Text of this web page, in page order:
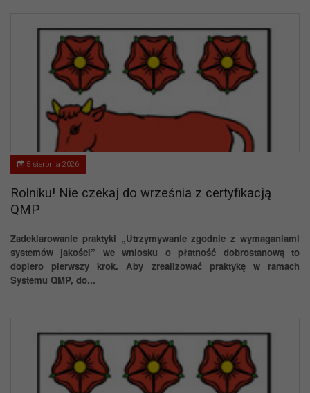
5 sierpnia 2026
Rolniku! Nie czekaj do września z certyfikacją
QMP
Zadeklarowanie praktyki „Utrzymywanie zgodnie z wymaganiami
systemów jakości” we wniosku o płatność dobrostanową to
dopiero pierwszy krok. Aby zrealizować praktykę w ramach
Systemu QMP, do...